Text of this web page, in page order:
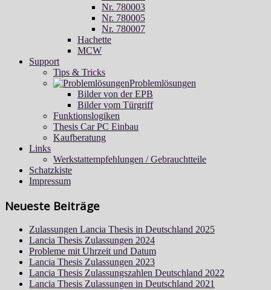
Nr. 780003
Nr. 780005
Nr. 780007
Hachette
MCW
Support
Tips & Tricks
Problemlösungen
Bilder von der EPB
Bilder vom Türgriff
Funktionslogiken
Thesis Car PC Einbau
Kaufberatung
Links
Werkstattempfehlungen / Gebrauchtteile
Schatzkiste
Impressum
Neueste Beiträge
Zulassungen Lancia Thesis in Deutschland 2025
Lancia Thesis Zulassungen 2024
Probleme mit Uhrzeit und Datum
Lancia Thesis Zulassungen 2023
Lancia Thesis Zulassungszahlen Deutschland 2022
Lancia Thesis Zulassungen in Deutschland 2021